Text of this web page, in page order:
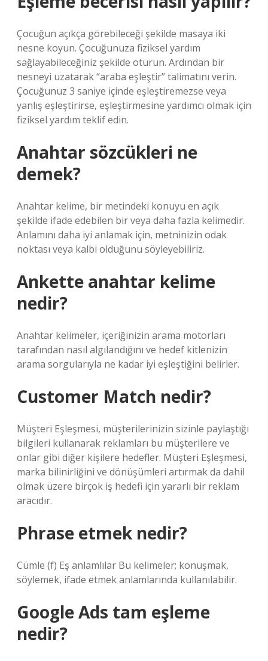
Çocuğun açıkça görebileceği şekilde masaya iki
nesne koyun. Çocuğunuza fiziksel yardım
sağlayabileceğiniz şekilde oturun. Ardından bir
nesneyi uzatarak “araba eşleştir” talimatını verin.
Çocuğunuz 3 saniye içinde eşleştiremezse veya
yanlış eşleştirirse, eşleştirmesine yardımcı olmak için
fiziksel yardım teklif edin.
Anahtar sözcükleri ne
demek?
Anahtar kelime, bir metindeki konuyu en açık
şekilde ifade edebilen bir veya daha fazla kelimedir.
Anlamını daha iyi anlamak için, metninizin odak
noktası veya kalbi olduğunu söyleyebiliriz.
Ankette anahtar kelime
nedir?
Anahtar kelimeler, içeriğinizin arama motorları
tarafından nasıl algılandığını ve hedef kitlenizin
arama sorgularıyla ne kadar iyi eşleştiğini belirler.
Customer Match nedir?
Müşteri Eşleşmesi, müşterilerinizin sizinle paylaştığı
bilgileri kullanarak reklamları bu müşterilere ve
onlar gibi diğer kişilere hedefler. Müşteri Eşleşmesi,
marka bilinirliğini ve dönüşümleri artırmak da dahil
olmak üzere birçok iş hedefi için yararlı bir reklam
aracıdır.
Phrase etmek nedir?
Cümle (f) Eş anlamlılar Bu kelimeler; konuşmak,
söylemek, ifade etmek anlamlarında kullanılabilir.
Google Ads tam eşleme
nedir?